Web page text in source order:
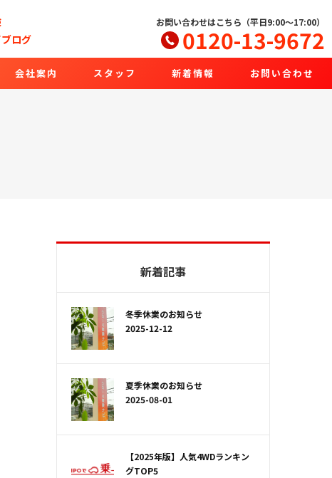
ログ
お問い合わせはこちら（平日9:00～17:00）
0120-13-9672
会社案内 スタッフ 新着情報 お問い合わせ
新着記事
冬季休業のお知らせ
2025-12-12
夏季休業のお知らせ
2025-08-01
【2025年版】人気4WDランキン
グTOP5